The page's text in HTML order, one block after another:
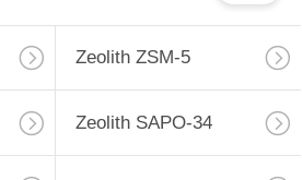
Zeolith ZSM-5
Zeolith SAPO-34